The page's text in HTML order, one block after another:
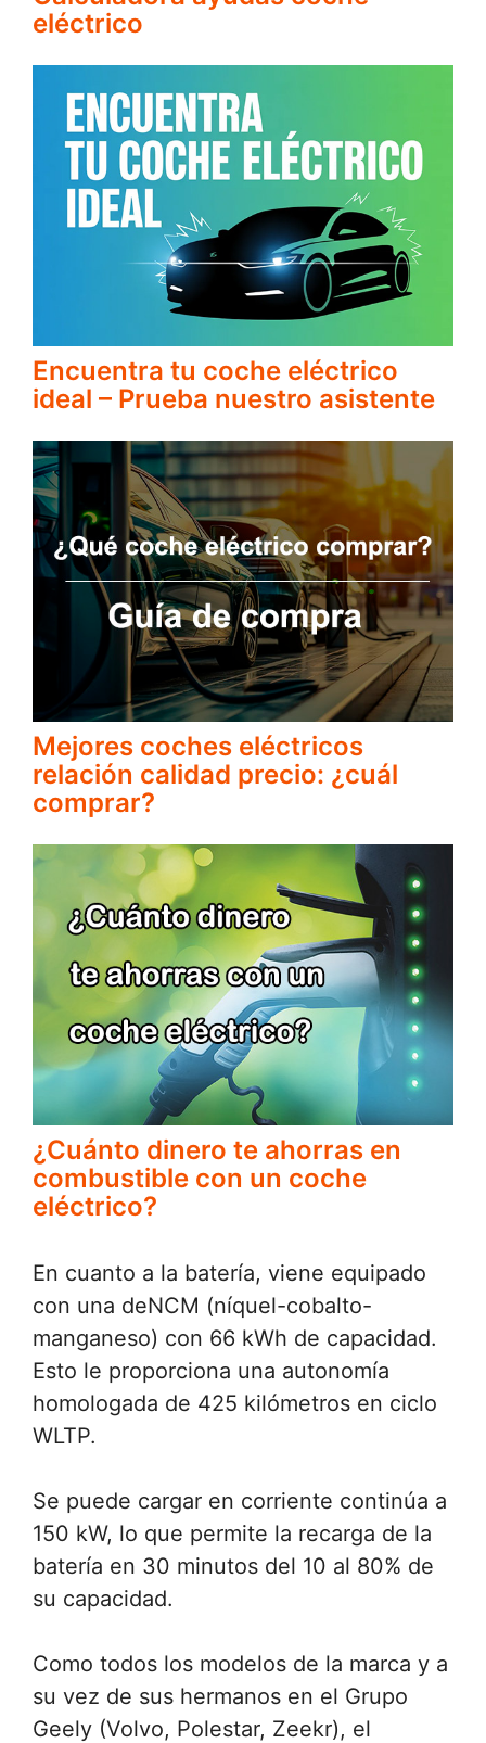
eléctrico
Encuentra tu coche eléctrico
ideal – Prueba nuestro asistente
Mejores coches eléctricos
relación calidad precio: ¿cuál
comprar?
¿Cuánto dinero te ahorras en
combustible con un coche
eléctrico?
En cuanto a la batería, viene equipado
con una deNCM (níquel-cobalto-
manganeso) con 66 kWh de capacidad.
Esto le proporciona una autonomía
homologada de 425 kilómetros en ciclo
WLTP.
Se puede cargar en corriente continúa a
150 kW, lo que permite la recarga de la
batería en 30 minutos del 10 al 80% de
su capacidad.
Como todos los modelos de la marca y a
su vez de sus hermanos en el Grupo
Geely (Volvo, Polestar, Zeekr), el